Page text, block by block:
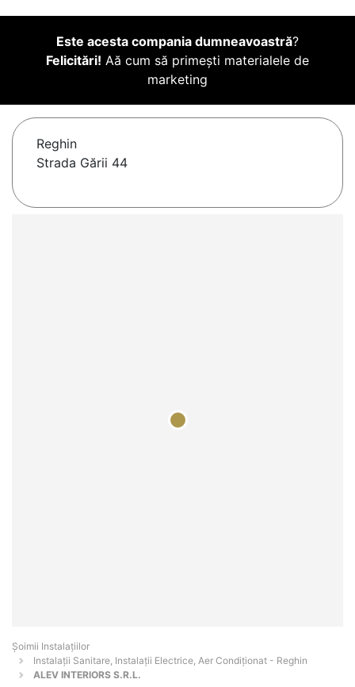
Este acesta compania dumneavoastră?
Felicitări! Aă cum să primești materialele de
marketing
Reghin
Strada Gării 44
Şoimii Instalaţiilor
Instalații Sanitare, Instalații Electrice, Aer Condiționat - Reghin
ALEV INTERIORS S.R.L.